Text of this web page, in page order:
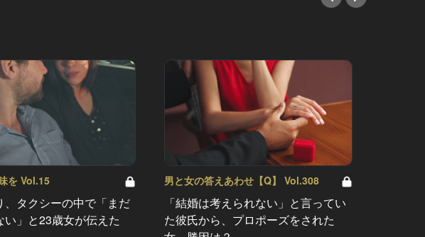
を Vol.15
、タクシーの中で「まだ
い」と23歳女が伝えた
男と女の答えあわせ【Q】 Vol.308
「結婚は考えられない」と言ってい
た彼氏から、プロポーズをされた